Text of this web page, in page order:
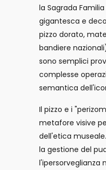
la Sagrada
gigantesca e
pizzo dorato,
bandiere
sono semplici
complesse
semantica
Il pizzo e i
metafore visive
dell'etica
la gestione del
l'ipersorveglianza